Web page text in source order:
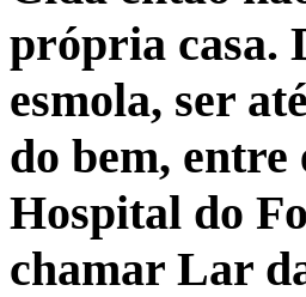
própria casa.
esmola, ser
do bem,
Hospital do
chamar Lar